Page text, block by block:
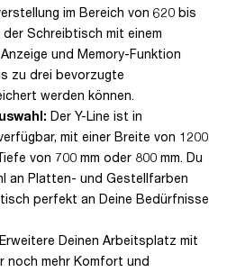
im Bereich von 620 bis
Schreibtisch mit einem
und Memory-Funktion
zu drei bevorzugte
werden können.
Der Y-Line ist in
mit einer Breite von 1200
von 700 mm oder 800 mm. Du
an Platten- und Gestellfarben
perfekt an Deine Bedürfnisse
Erweitere Deinen Arbeitsplatz mit
noch mehr Komfort und